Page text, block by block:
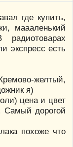
где купить,
маааленький
экспресс есть
желтый,
я)
цена и цвет
Самый дорогой
похоже что